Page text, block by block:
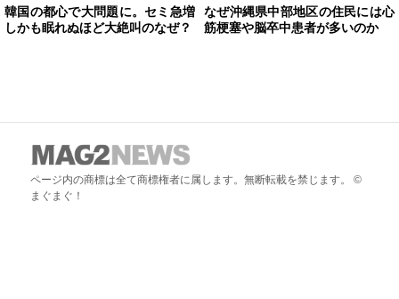
韓国の都心で大問題に。セミ急増
しかも眠れぬほど大絶叫のなぜ？
なぜ沖縄県中部地区の住民には心
筋梗塞や脳卒中患者が多いのか
ページ内の商標は全て商標権者に属します。無断転載を禁じます。 ©
まぐまぐ！